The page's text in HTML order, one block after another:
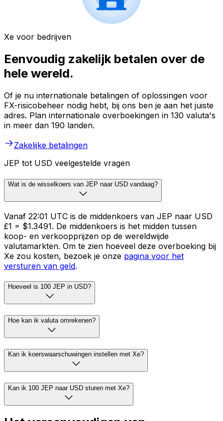
Xe voor bedrijven
Eenvoudig zakelijk betalen over de
hele wereld.
Of je nu internationale betalingen of oplossingen voor
FX-risicobeheer nodig hebt, bij ons ben je aan het juiste
adres. Plan internationale overboekingen in 130 valuta's
in meer dan 190 landen.
Zakelijke betalingen
JEP tot USD veelgestelde vragen
Wat is de wisselkoers van JEP naar USD vandaag?
Vanaf 22:01 UTC is de middenkoers van JEP naar USD
£1 = $1.3491. De middenkoers is het midden tussen
koop- en verkoopprijzen op de wereldwijde
valutamarkten. Om te zien hoeveel deze overboeking bij
Xe zou kosten, bezoek je onze pagina voor het
versturen van geld.
Hoeveel is 100 JEP in USD?
Hoe kan ik valuta omrekenen?
Kan ik koerswaarschuwingen instellen met Xe?
Kan ik 100 JEP naar USD sturen met Xe?